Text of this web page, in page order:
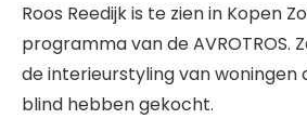
Roos Reedijk is te zien in Kopen
programma van de AVROTROS.
de interieurstyling van woningen
blind hebben gekocht.